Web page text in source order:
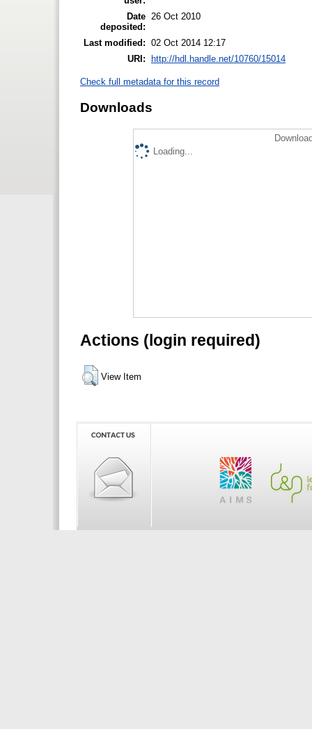
Date
deposited:
26 Oct 2010
Last modified: 02 Oct 2014 12:17
URI:
http://hdl.handle.net/10760/15014
Check full metadata for this record
Downloads
Loading...
Actions (login required)
View Item